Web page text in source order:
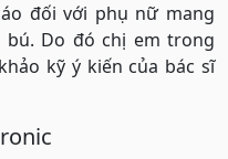
đối với phụ nữ mang
Do đó chị em trong
kỹ ý kiến của bác sĩ